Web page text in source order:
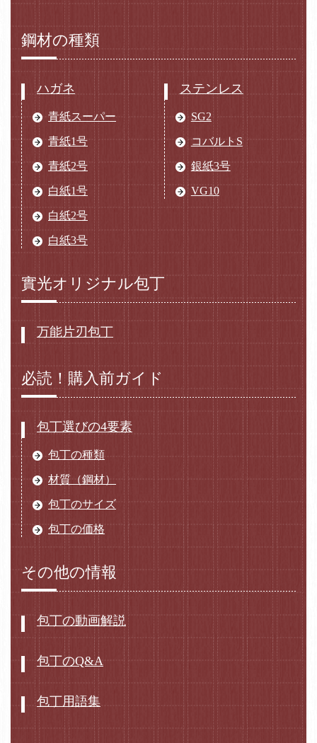
鋼材の種類
ハガネ
青紙スーパー
青紙1号
青紙2号
白紙1号
白紙2号
白紙3号
ステンレス
SG2
コバルトS
銀紙3号
VG10
實光オリジナル包丁
万能片刃包丁
必読！購入前ガイド
包丁選びの4要素
包丁の種類
材質（鋼材）
包丁のサイズ
包丁の価格
その他の情報
包丁の動画解説
包丁のQ&A
包丁用語集